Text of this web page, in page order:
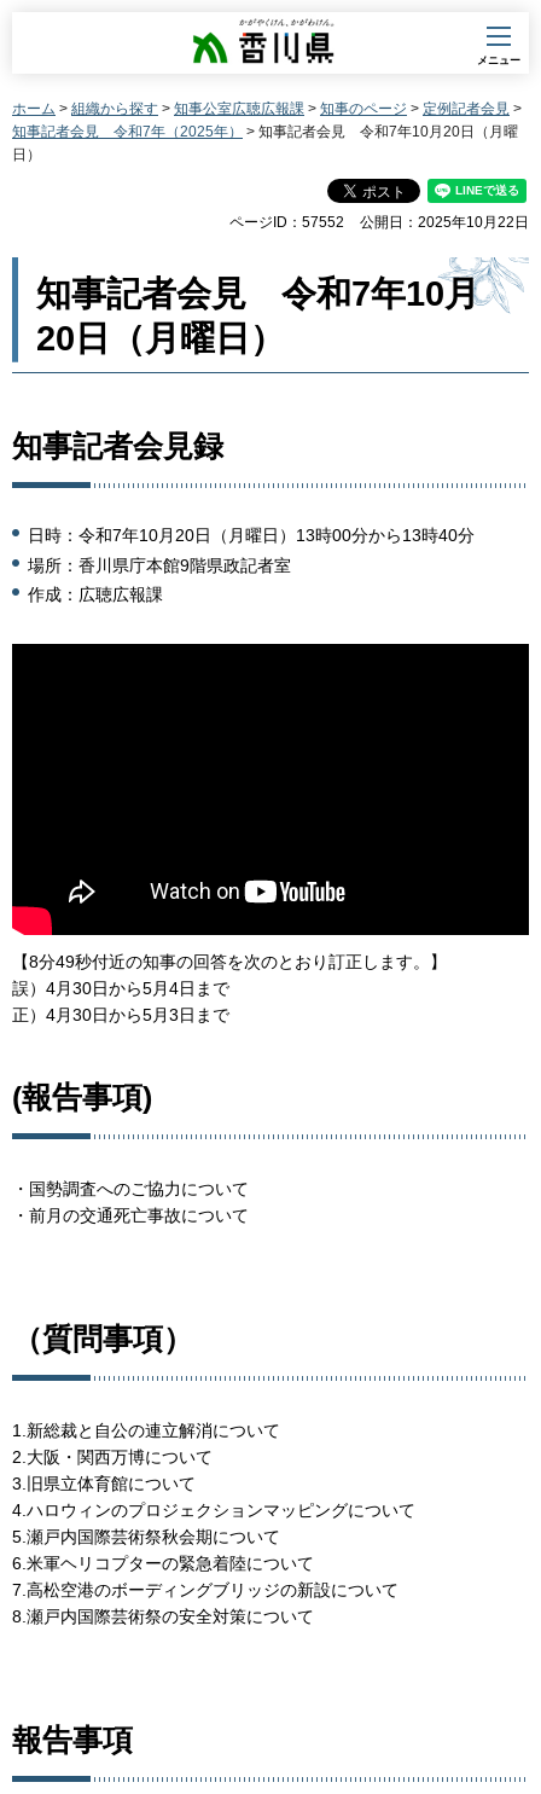
香川県
メニュー
ホーム > 組織から探す > 知事公室広聴広報課 > 知事のページ > 定例記者会見 >
知事記者会見 令和7年（2025年）
> 知事記者会見 令和7年10月20日（月曜
日）
ページID：57552 公開日：2025年10月22日
知事記者会見 令和7年10月
20日（月曜日）
知事記者会見録
日時：令和7年10月20日（月曜日）13時00分から13時40分
場所：香川県庁本館9階県政記者室
作成：広聴広報課
【8分49秒付近の知事の回答を次のとおり訂正します。】
誤）4月30日から5月4日まで
正）4月30日から5月3日まで
(報告事項)
・国勢調査へのご協力について
・前月の交通死亡事故について
（質問事項）
1.新総裁と自公の連立解消について
2.大阪・関西万博について
3.旧県立体育館について
4.ハロウィンのプロジェクションマッピングについて
5.瀬戸内国際芸術祭秋会期について
6.米軍ヘリコプターの緊急着陸について
7.高松空港のボーディングブリッジの新設について
8.瀬戸内国際芸術祭の安全対策について
報告事項